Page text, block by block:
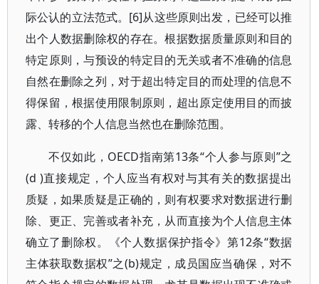
际公认的立法范式。[6]从这些原则出发，已经可以推
出个人数据删除权的存在。根据数据质量原则和目的
特定原则，与预设的特定目的无关或者不准确的信息
自然在删除之列，对于超出特定目的而处理的信息不
得保留，根据使用限制原则，超出原定使用目的而披
露、转移的个人信息当然也在删除范围。
不仅如此，OECD指南第13条“个人参与原则”之
(d )直接规定，个人应当有权对与其有关的数据提出
质疑，如果质疑是正确的，则有权要求对数据进行删
除、更正、完善或者补充，从而直接为个人信息主体
确立了删除权。《个人数据保护指令》第12条“数据
主体获取数据权”之(b)规定，成员国应当确保，对不